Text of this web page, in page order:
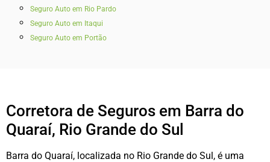
Seguro Auto em Rio Pardo
Seguro Auto em Itaqui
Seguro Auto em Portão
Corretora de Seguros em Barra do
Quaraí, Rio Grande do Sul
Barra do Quaraí, localizada no Rio Grande do Sul, é uma